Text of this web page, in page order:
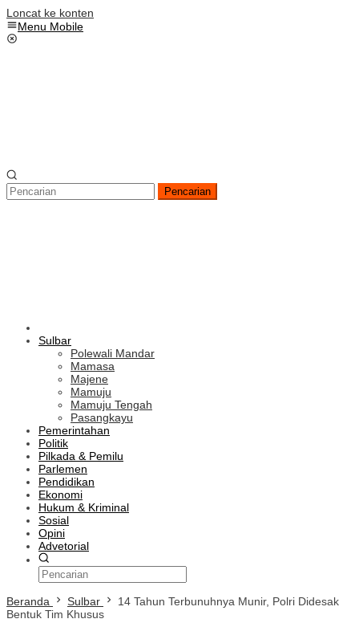
Loncat ke konten
Menu Mobile
Pencarian
Sulbar
Polewali Mandar
Mamasa
Majene
Mamuju
Mamuju Tengah
Pasangkayu
Pemerintahan
Politik
Pilkada & Pemilu
Parlemen
Pendidikan
Ekonomi
Hukum & Kriminal
Sosial
Opini
Advetorial
Beranda Sulbar
14 Tahun Terbunuhnya Munir, Polri Didesak
Bentuk Tim Khusus